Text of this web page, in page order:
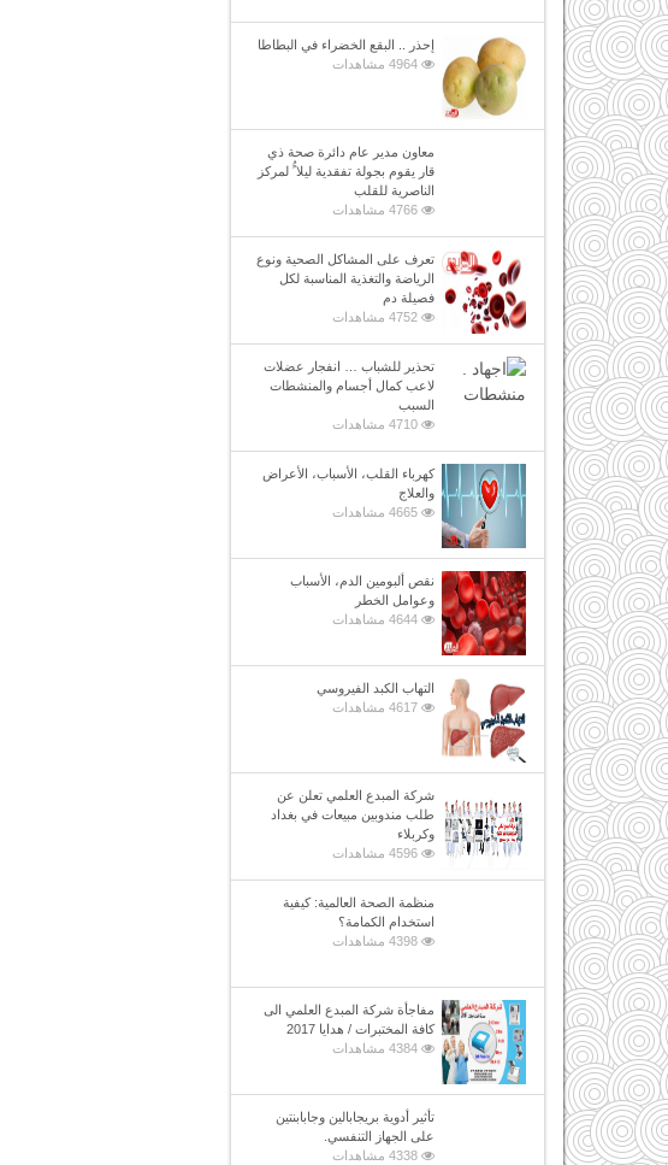
إحذر .. البقع الخضراء في البطاطا
4964 مشاهدات
معاون مدير عام دائرة صحة ذي
قار يقوم بجولة تفقدية ليلا ًُ لمركز
الناصرية للقلب
4766 مشاهدات
تعرف على المشاكل الصحية ونوع
الرياضة والتغذية المناسبة لكل
فصيلة دم
4752 مشاهدات
تحذير للشباب … انفجار عضلات
لاعب كمال أجسام والمنشطات
السبب
4710 مشاهدات
كهرباء القلب، الأسباب، الأعراض
والعلاج
4665 مشاهدات
نقص ألبومين الدم، الأسباب
وعوامل الخطر
4644 مشاهدات
التهاب الكبد الفيروسي
4617 مشاهدات
شركة المبدع العلمي تعلن عن
طلب مندوبين مبيعات في بغداد
وكربلاء
4596 مشاهدات
منظمة الصحة العالمية: كيفية
استخدام الكمامة؟
4398 مشاهدات
مفاجأة شركة المبدع العلمي الى
كافة المختبرات / هدايا 2017
4384 مشاهدات
تأثير أدوية بريجابالين وجابابنتين
على الجهاز التنفسي.
4338 مشاهدات